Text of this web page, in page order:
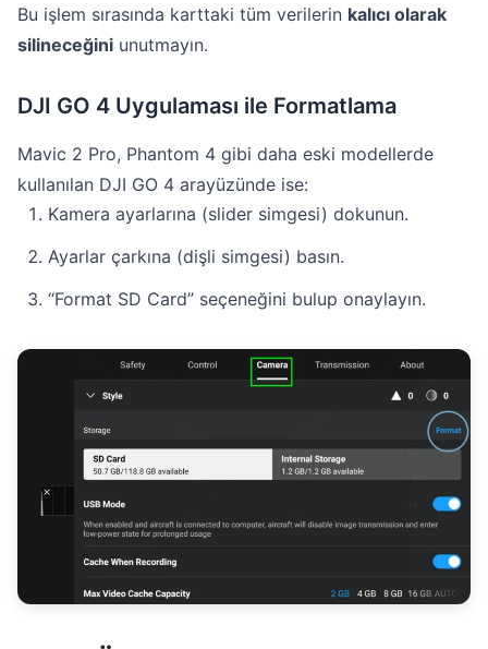
Bu işlem sırasında karttaki tüm verilerin kalıcı olarak
silineceğini unutmayın.
DJI GO 4 Uygulaması ile Formatlama
Mavic 2 Pro, Phantom 4 gibi daha eski modellerde
kullanılan DJI GO 4 arayüzünde ise:
Kamera ayarlarına (slider simgesi) dokunun.
Ayarlar çarkına (dişli simgesi) basın.
“Format SD Card” seçeneğini bulup onaylayın.